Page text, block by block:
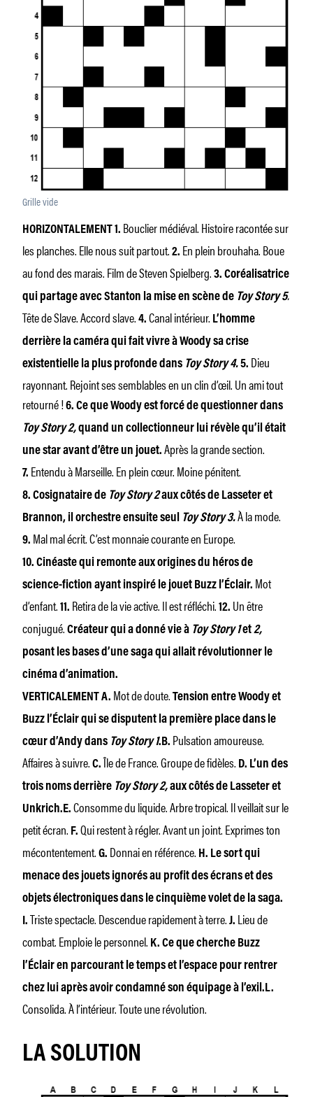
Grille vide
HORIZONTALEMENT 1. Bouclier médiéval. Histoire racontée sur
les planches. Elle nous suit partout. 2. En plein brouhaha. Boue
au fond des marais. Film de Steven Spielberg. 3. Coréalisatrice
qui partage avec Stanton la mise en scène de Toy Story 5.
Tête de Slave. Accord slave. 4. Canal intérieur. L’homme
derrière la caméra qui fait vivre à Woody sa crise
existentielle la plus profonde dans Toy Story 4.5. Dieu
rayonnant. Rejoint ses semblables en un clin d’œil. Un ami tout
retourné !6. Ce que Woody est forcé de questionner dans
Toy Story 2,quand un collectionneur lui révèle qu’il était
une star avant d’être un jouet. Après la grande section.
7. Entendu à Marseille. En plein cœur. Moine pénitent.
8. Cosignataire de Toy Story 2aux côtés de Lasseter et
Brannon, il orchestre ensuite seul Toy Story 3.À la mode.
9. Mal mal écrit. C’est monnaie courante en Europe.
10. Cinéaste qui remonte aux origines du héros de
science-fiction ayant inspiré le jouet Buzz l’Éclair. Mot
d’enfant. 11. Retira de la vie active. Il est réfléchi. 12. Un être
conjugué. Créateur qui a donné vie à Toy Story 1et2,
posant les bases d’une saga qui allait révolutionner le
cinéma d’animation.
VERTICALEMENT A. Mot de doute. Tension entre Woody et
Buzz l’Éclair qui se disputent la première place dans le
cœur d’Andy dans Toy Story 1.B. Pulsation amoureuse.
Affaires à suivre. C. Île de France. Groupe de fidèles. D. L’un des
trois noms derrière Toy Story 2,aux côtés de Lasseter et
Unkrich.E. Consomme du liquide. Arbre tropical. Il veillait sur le
petit écran. F. Qui restent à régler. Avant un joint. Exprimes ton
mécontentement. G. Donnai en référence. H. Le sort qui
menace des jouets ignorés au profit des écrans et des
objets électroniques dans le cinquième volet de la saga.
I. Triste spectacle. Descendue rapidement à terre. J. Lieu de
combat. Emploie le personnel. K. Ce que cherche Buzz
l’Éclair en parcourant le temps et l’espace pour rentrer
chez lui après avoir condamné son équipage à l’exil.L.
Consolida. À l’intérieur. Toute une révolution.
LASOLUTION